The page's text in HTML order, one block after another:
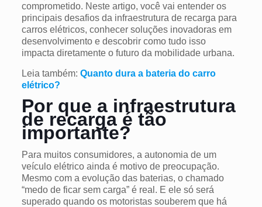
comprometido. Neste artigo, você vai entender os
principais desafios da infraestrutura de recarga para
carros elétricos, conhecer soluções inovadoras em
desenvolvimento e descobrir como tudo isso
impacta diretamente o futuro da mobilidade urbana.
Leia também: Quanto dura a bateria do carro
elétrico?
Por que a infraestrutura
de recarga é tão
importante?
Para muitos consumidores, a autonomia de um
veículo elétrico ainda é motivo de preocupação.
Mesmo com a evolução das baterias, o chamado
“medo de ficar sem carga” é real. E ele só será
superado quando os motoristas souberem que há